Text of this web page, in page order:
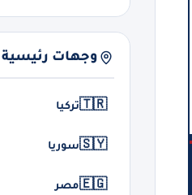
وجهات رئيسية
🇹🇷تركيا
🇸🇾سوريا
🇪🇬مصر